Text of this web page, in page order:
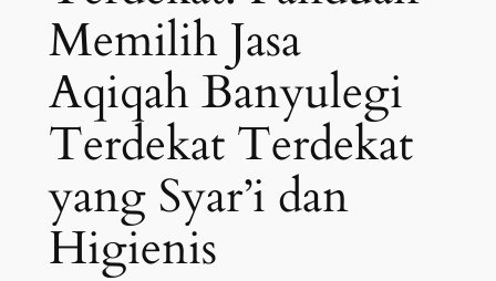
Memilih Jasa
Aqiqah Banyulegi
Terdekat Terdekat
yang Syar’i dan
Higienis